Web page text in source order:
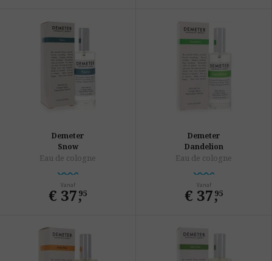
Demeter
Snow
Eau de cologne
Vanaf
€ 37,
95
Demeter
Dandelion
Eau de cologne
Vanaf
€ 37,
95